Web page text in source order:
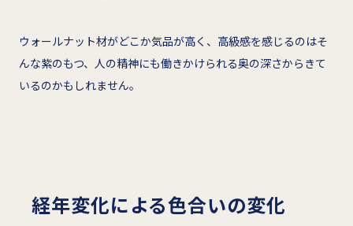
ウォールナット材がどこか気品が高く、高級感を感じるのはそ
んな紫のもつ、人の精神にも働きかけられる奥の深さからきて
いるのかもしれません。
経年変化による色合いの変化